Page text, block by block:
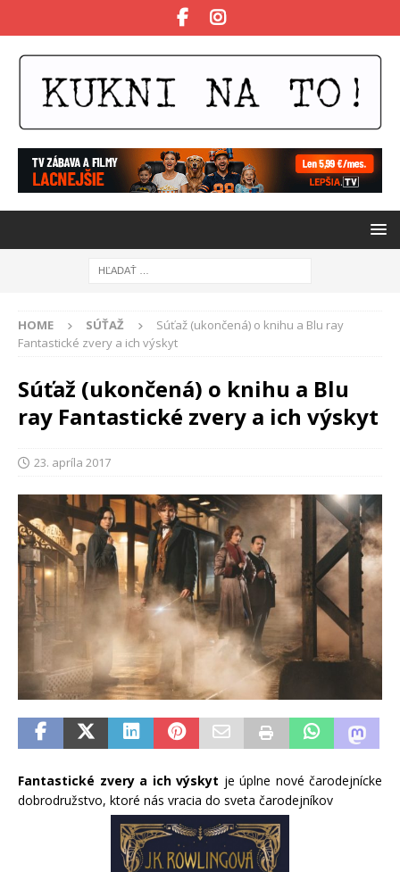
HOME SÚŤAŽ
Súťaž (ukončená) o knihu a Blu ray
Fantastické zvery a ich výskyt
Súťaž (ukončená) o knihu a Blu
ray Fantastické zvery a ich výskyt
23. apríla 2017
Fantastické zvery a ich výskyt je úplne nové čarodejnícke
dobrodružstvo, ktoré nás vracia do sveta čarodejníkov